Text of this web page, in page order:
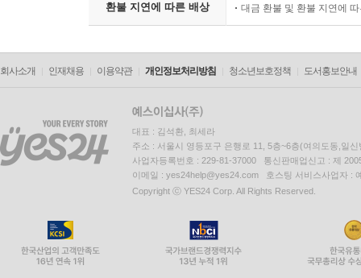
환불 지연에 따른 배상 대금 환불 및 환불 지연에
회사소개 인재채용 이용약관 개인정보처리방침 청소년보호정책 도서홍보안내
대표 : 김석환, 최세라
주소 : 서울시 영등포구 은행로 11, 5층~6층(여의도동,일신
사업자등록번호 : 229-81-37000 통신판매업신고 : 제
이메일 : yes24help@yes24.com 호스팅 서비스사업자 :
Copyright ⓒ YES24 Corp. All Rights Reserved.